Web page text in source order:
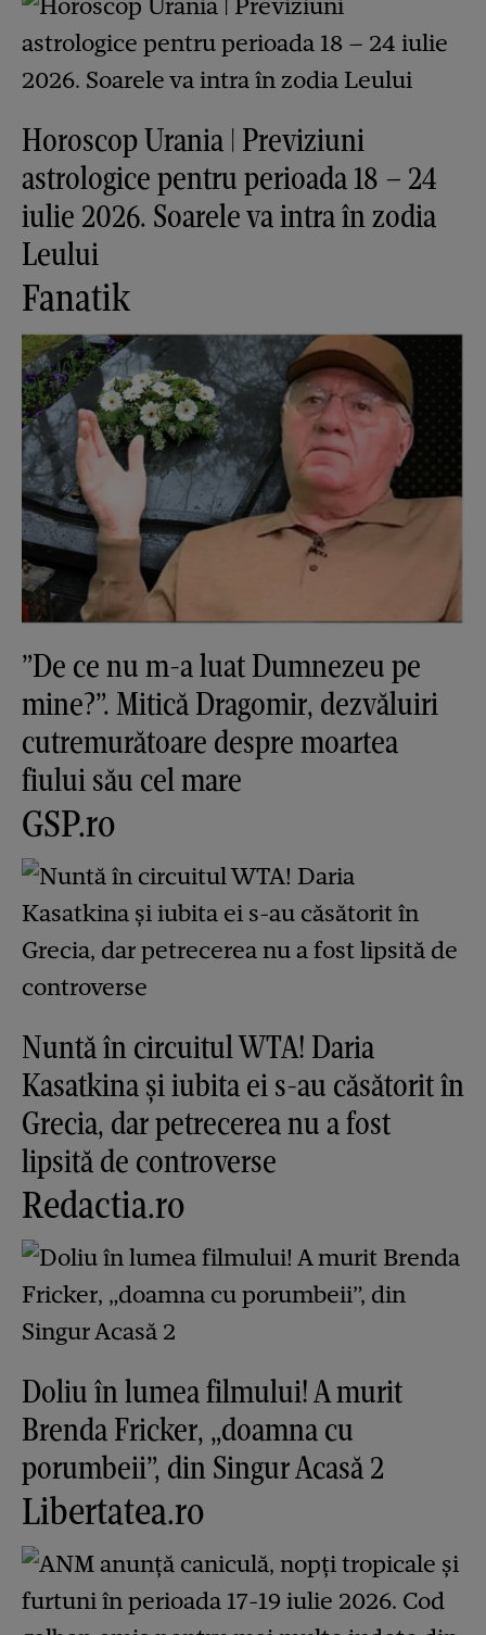
Horoscop Urania | Previziuni
astrologice pentru perioada 18 – 24
iulie 2026. Soarele va intra în zodia
Leului
Fanatik
”De ce nu m-a luat Dumnezeu pe
mine?”. Mitică Dragomir, dezvăluiri
cutremurătoare despre moartea
fiului său cel mare
GSP.ro
Nuntă în circuitul WTA! Daria
Kasatkina și iubita ei s-au căsătorit în
Grecia, dar petrecerea nu a fost
lipsită de controverse
Redactia.ro
Doliu în lumea filmului! A murit
Brenda Fricker, „doamna cu
porumbeii”, din Singur Acasă 2
Libertatea.ro